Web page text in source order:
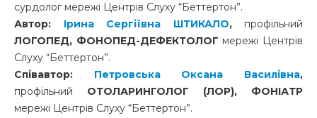
сурдолог мережі Центрів Слуху “Беттертон”.
Автор: Ірина Сергіївна ШТИКАЛО, профільний
ЛОГОПЕД, ФОНОПЕД-ДЕФЕКТОЛОГ мережі Центрів
Слуху “Беттертон”.
Співавтор: Петровська Оксана Василівна,
профільний ОТОЛАРИНГОЛОГ (ЛОР), ФОНІАТР
мережі Центрів Слуху “Беттертон”.